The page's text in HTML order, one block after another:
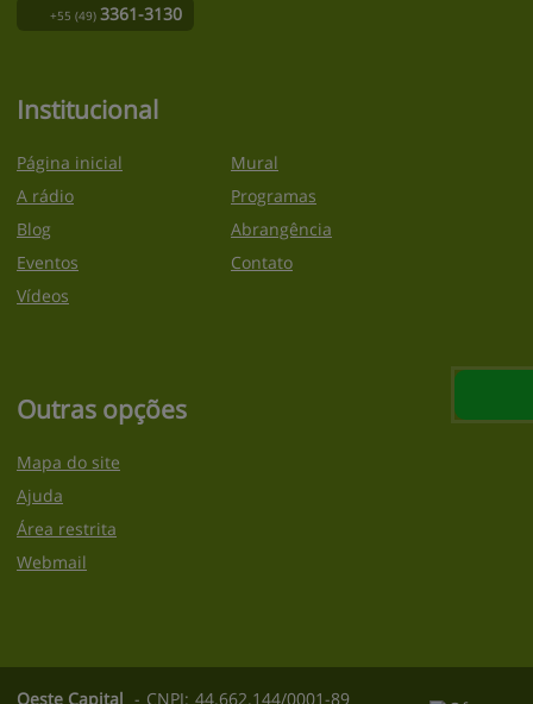
+55 (49) 3361-3130
Institucional
Página inicial
A rádio
Blog
Eventos
Vídeos
Mural
Programas
Abrangência
Contato
Outras opções
Mapa do site
Ajuda
Área restrita
Webmail
Oeste Capital - CNPJ: 44.662.144/0001-89